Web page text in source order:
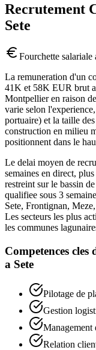
Recrutement
Sete
Fourchette salariale
La remuneration d'un
41K et 58K EUR brut
Montpellier en raison
varie selon
portuaire) et la taille
construction en milieu
positionnent dans le
Le delai moyen de
semaines en direct,
restreint sur le bassin
qualifiee sous 3
Sete, Frontignan,
Les secteurs les plus
les communes
Competences cles
a Sete
Pilotage de
Gestion
Management
Relation